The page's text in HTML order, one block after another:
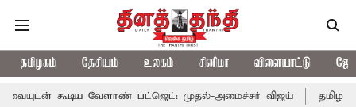
தமிழகம் தேசியம் உலகம் சினிமா விளையாட்டு
வேளாண் பட்ஜெட்: முதல்-அமைச்சர் விஜய் தமிழக அரசியலில்